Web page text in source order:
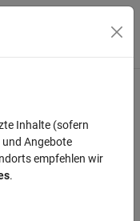
Inhalte (sofern
Angebote
empfehlen wir
.